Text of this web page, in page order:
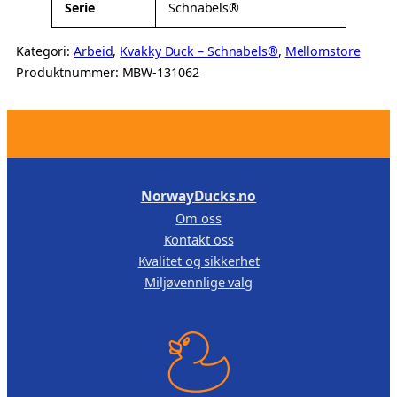
Serie Schnabels®
Kategori:Arbeid, Kvakky Duck – Schnabels®, Mellomstore
Produktnummer: MBW-131062
NorwayDucks.no
Om oss
Kontakt oss
Kvalitet og sikkerhet
Miljøvennlige valg